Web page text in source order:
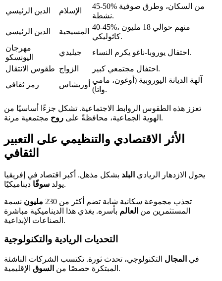
الدين الرئيسي
الإسلام
45-50% من السكان، وطرق صوفية
نشطة.
الدين الرئيسي
المسيحية
40-45%، منهم حوالي 18 مليون
كاثوليكي.
مهرجان
اليونسكو
جيليدي
احتفال يوروبا-ناغو يكرم النساء.
طقوس الانتقال الزواج
احتفال مجتمعي كبير.
رمز ثقافي
أوريشاس
آلهة الديانة اليوروبية (أوغون، مامي
واتا).
تعزز هذه الطقوس الروابط الاجتماعية. تشكل جزءًا أساسيًا من
الهوية الجماعية، محافظةً على روح مجتمعية مرنة.
الأثر الاقتصادي والتنظيمي على التعبير
الثقافي
يحول الازدهار الريادي البلد بشكل مذهل. أكبر اقتصاد في إفريقيا
يولد سوقًا ديناميكيًا.
تجذب مجموعة سكانية شابة تضم أكثر من 230 مليون نسمة
المستثمرين من العالم بأسره. يغذي هذا الديناميكية مباشرة
الصناعات الإبداعية.
التحديات الريادية والتكنولوجية
في المجال التكنولوجي، تحدث ثورة. تكتسب الشركات الناشئة
المبتكرة حصصًا من السوق الإقليمية.